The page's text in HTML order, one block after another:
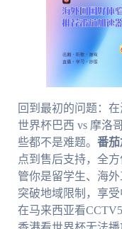
回到最初的问题：
世界杯巴西 vs 摩洛
些都不是难题。 番
点到售后支持，全
管你是留学生、海
突破地域限制，享
在马来西亚看